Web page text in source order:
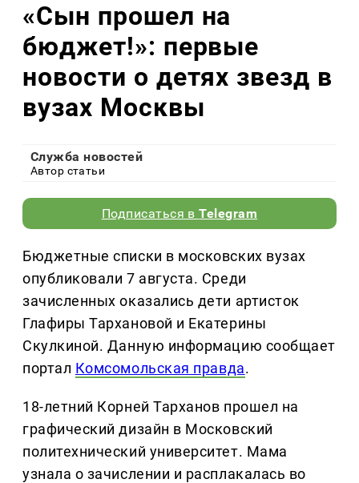
«Сын прошел на
бюджет!»: первые
новости о детях звезд в
вузах Москвы
Служба новостей
Автор статьи
Подписаться вTelegram
Бюджетные списки в московских вузах
опубликовали 7 августа. Среди
зачисленных оказались дети артисток
Глафиры Тархановой и Екатерины
Скулкиной. Данную информацию сообщает
портал Комсомольская правда.
18-летний Корней Тарханов прошел на
графический дизайн в Московский
политехнический университет. Мама
узнала о зачислении и расплакалась во